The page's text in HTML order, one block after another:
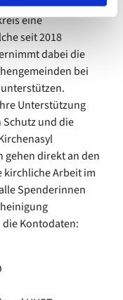
zu
eine
seit 2018
dabei die
bei
Unterstützung
und die
gehen direkt an den
Arbeit im
Spenderinnen
Kontodaten: